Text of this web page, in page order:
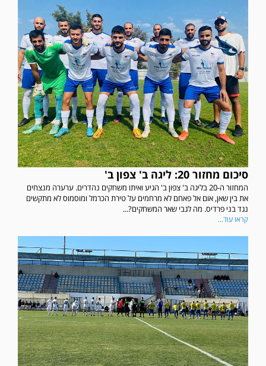
סיכום מחזור 20: ליגה ב' צפון ב'
המחזור ה-20 בליגה ב' צפון ב' הגיע ואיתו משחקים נהדרים. ערערה מנצחים
את בין שאן, אום אל פאחם לא מרחמים על טירת הכרמל ומוסמוס לא מתקשים
נגד בני פרדיס. מה לגבי שאר המשחקים?...
קראו עוד...